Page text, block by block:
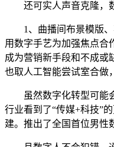
还可实人声音克隆，数
1、曲播间布景模版、
用数字手艺为加强焦点合
成为营销新手段和不成或
也取人工智能尝试室合做
虽然数字化转型可能会
行业看到了“传媒+科技”
建。推出了全国首位男性